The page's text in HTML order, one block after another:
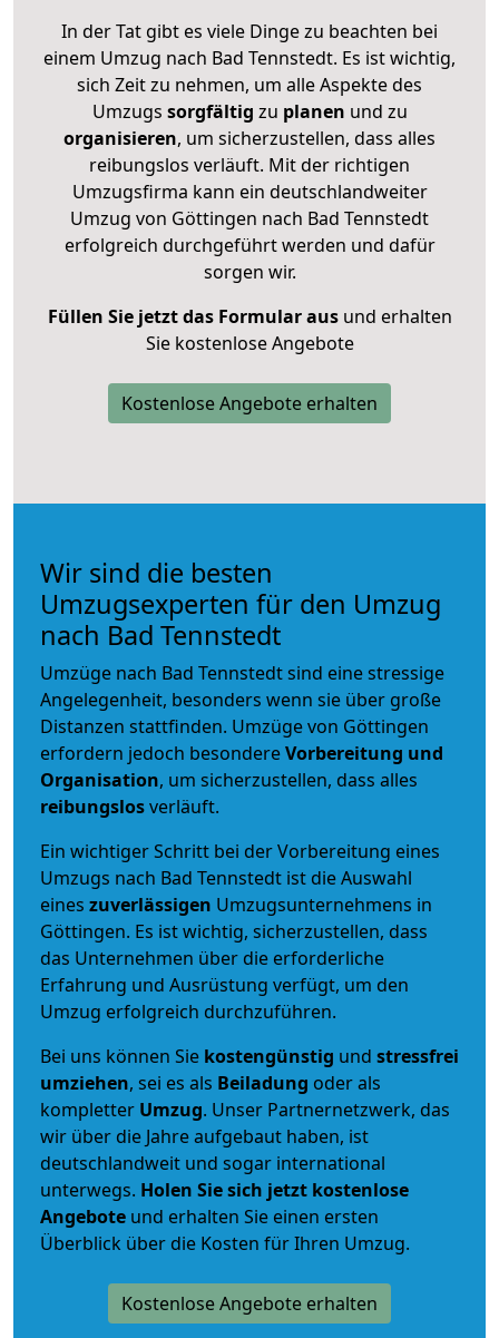
In der Tat gibt es viele Dinge zu beachten bei
einem Umzug nach Bad Tennstedt. Es ist wichtig,
sich Zeit zu nehmen, um alle Aspekte des
Umzugs sorgfältig zu planen und zu
organisieren, um sicherzustellen, dass alles
reibungslos verläuft. Mit der richtigen
Umzugsfirma kann ein deutschlandweiter
Umzug von Göttingen nach Bad Tennstedt
erfolgreich durchgeführt werden und dafür
sorgen wir.
Füllen Sie jetzt das Formular ausund erhalten
Sie kostenlose Angebote
Kostenlose Angebote erhalten
Wir sind die besten
Umzugsexperten für den Umzug
nach Bad Tennstedt
Umzüge nach Bad Tennstedt sind eine stressige
Angelegenheit, besonders wenn sie über große
Distanzen stattfinden. Umzüge von Göttingen
erfordern jedoch besondereVorbereitung und
Organisation, um sicherzustellen, dass alles
reibungslosverläuft.
Ein wichtiger Schritt bei der Vorbereitung eines
Umzugs nach Bad Tennstedt ist die Auswahl
eines zuverlässigen Umzugsunternehmens in
Göttingen. Es ist wichtig, sicherzustellen, dass
das Unternehmen über die erforderliche
Erfahrung und Ausrüstung verfügt, um den
Umzug erfolgreich durchzuführen.
Bei uns können Sie kostengünstig und stressfrei
umziehen, sei es als Beiladung oder als
kompletter Umzug. Unser Partnernetzwerk, das
wir über die Jahre aufgebaut haben, ist
deutschlandweit und sogar international
unterwegs. Holen Sie sich jetzt kostenlose
Angebote und erhalten Sie einen ersten
Überblick über die Kosten für Ihren Umzug.
Kostenlose Angebote erhalten